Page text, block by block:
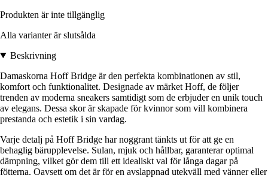
Produkten är inte tillgänglig
Alla varianter är slutsålda
Beskrivning
Damaskorna Hoff Bridge är den perfekta kombinationen av stil,
komfort och funktionalitet. Designade av märket Hoff, de följer
trenden av moderna sneakers samtidigt som de erbjuder en unik touch
av elegans. Dessa skor är skapade för kvinnor som vill kombinera
prestanda och estetik i sin vardag.
Varje detalj på Hoff Bridge har noggrant tänkts ut för att ge en
behaglig bärupplevelse. Sulan, mjuk och hållbar, garanterar optimal
dämpning, vilket gör dem till ett idealiskt val för långa dagar på
fötterna. Oavsett om det är för en avslappnad utekväll med vänner eller